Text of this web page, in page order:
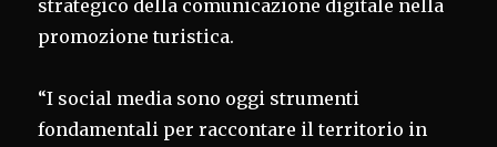
strategico della comunicazione digitale nella
promozione turistica.
“I social media sono oggi strumenti
fondamentali per raccontare il territorio in